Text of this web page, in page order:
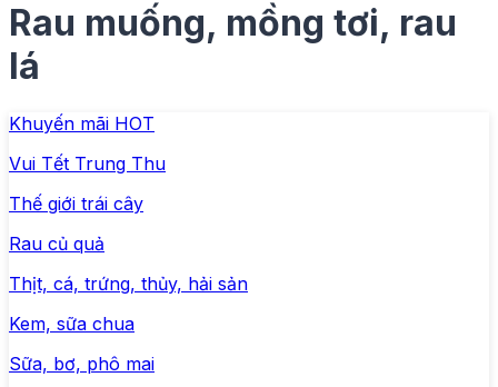
Rau muống, mồng tơi, rau
lá
Khuyến mãi HOT
Vui Tết Trung Thu
Thế giới trái cây
Rau củ quả
Thịt, cá, trứng, thủy, hải sản
Kem, sữa chua
Sữa, bơ, phô mai